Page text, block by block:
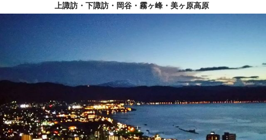
上諏訪・下諏訪・岡谷・霧ヶ峰・美ヶ原高原